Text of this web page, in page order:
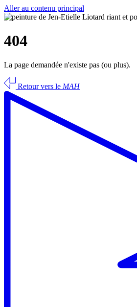
Aller au contenu principal
404
La page demandée n'existe pas (ou plus).
Retour vers le MAH